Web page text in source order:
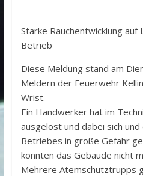
Starke Rauchentwicklung auf
Betrieb
Diese Meldung stand am
Meldern der Feuerwehr
Wrist.
Ein Handwerker hat im
ausgelöst und dabei sich
Betriebes in große Gefahr
konnten das Gebäude nicht
Mehrere Atemschutztrupps